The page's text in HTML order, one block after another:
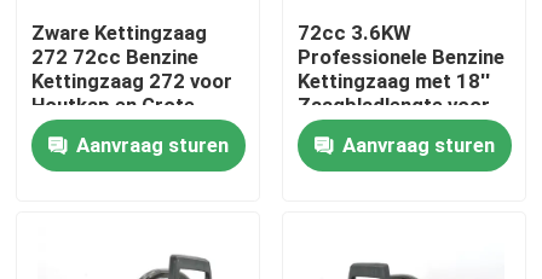
Thuis
Producten
Zware Kettingzaag
272 72cc Benzine
Kettingzaag 272 voor
Houtkap en Grote
Boom Snoei
Aanvraag sturen
72cc 3.6KW
Professionele Benzine
Kettingzaag met 18''
Zaagbladlengte voor
Zwaar Bosbouw- en
Agrarisch Werk
Aanvraag sturen